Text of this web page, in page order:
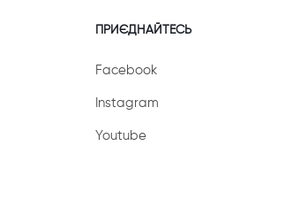
ПРИЄДНАЙТЕСЬ
Facebook
Instagram
Youtube